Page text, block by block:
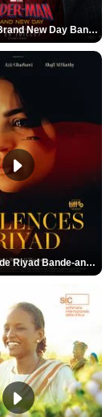
Spider-Man: Brand New Day Bande-annonce VO STFR
Les Silences de Riyad Bande-annonce VO STFR